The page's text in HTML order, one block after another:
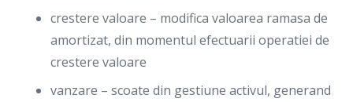
crestere valoare – modifica valoarea ramasa de
amortizat, din momentul efectuarii operatiei de
crestere valoare
vanzare – scoate din gestiune activul, generand